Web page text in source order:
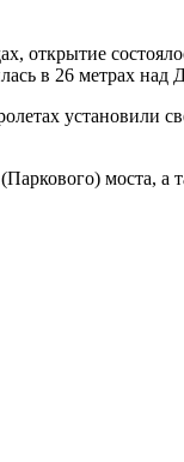
открытие
в 26 метрах над
установили
моста,